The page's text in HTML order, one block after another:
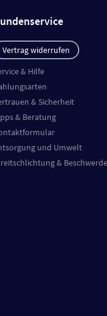
Vertrag widerrufen
& Hilfe
& Sicherheit
& Beratung
und Umwelt
& Beschwerde